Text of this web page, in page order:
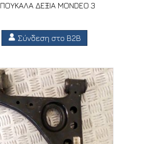
ΔΕΞΙΑ MONDEO 3
Σύνδεση στο B2B